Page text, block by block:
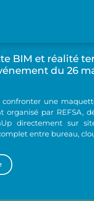
BIM et réalité
du 26
une
organisé par REFSA,
directement sur
entre bureau,